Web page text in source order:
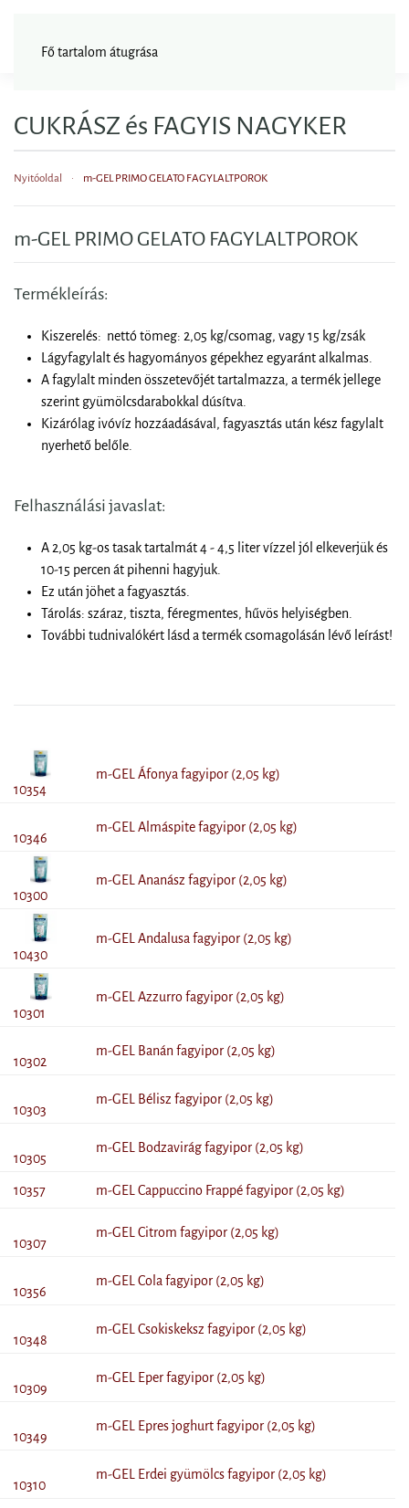
Fő tartalom átugrása
CUKRÁSZ és FAGYIS NAGYKER
Nyitóoldal m-GEL PRIMO GELATO FAGYLALTPOROK
m-GEL PRIMO GELATO FAGYLALTPOROK
Termékleírás:
Kiszerelés: nettó tömeg: 2,05 kg/csomag, vagy 15 kg/zsák
Lágyfagylalt és hagyományos gépekhez egyaránt alkalmas.
A fagylalt minden összetevőjét tartalmazza, a termék jellege
szerint gyümölcsdarabokkal dúsítva.
Kizárólag ivóvíz hozzáadásával, fagyasztás után kész fagylalt
nyerhető belőle.
Felhasználási javaslat:
A 2,05 kg-os tasak tartalmát 4 - 4,5 liter vízzel jól elkeverjük és
10-15 percen át pihenni hagyjuk.
Ez után jöhet a fagyasztás.
Tárolás: száraz, tiszta, féregmentes, hűvös helyiségben.
További tudnivalókért lásd a termék csomagolásán lévő leírást!
10354
m-GEL Áfonya fagyipor (2,05 kg)
10346
m-GEL Almáspite fagyipor (2,05 kg)
10300
m-GEL Ananász fagyipor (2,05 kg)
10430
m-GEL Andalusa fagyipor (2,05 kg)
10301
m-GEL Azzurro fagyipor (2,05 kg)
10302
m-GEL Banán fagyipor (2,05 kg)
10303
m-GEL Bélisz fagyipor (2,05 kg)
10305
m-GEL Bodzavirág fagyipor (2,05 kg)
10357 m-GEL Cappuccino Frappé fagyipor (2,05 kg)
10307
m-GEL Citrom fagyipor (2,05 kg)
10356
m-GEL Cola fagyipor (2,05 kg)
10348
m-GEL Csokiskeksz fagyipor (2,05 kg)
10309
m-GEL Eper fagyipor (2,05 kg)
10349
m-GEL Epres joghurt fagyipor (2,05 kg)
10310
m-GEL Erdei gyümölcs fagyipor (2,05 kg)